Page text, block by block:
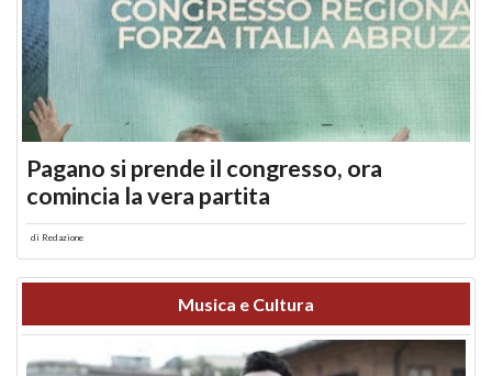
Pagano si prende il congresso, ora
comincia la vera partita
di Redazione
Musica e Cultura